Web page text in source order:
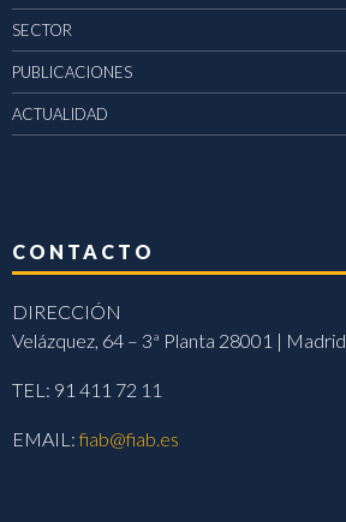
SECTOR
PUBLICACIONES
ACTUALIDAD
CONTACTO
DIRECCIÓN
Velázquez, 64 – 3ª Planta 28001 | Madrid
TEL: 91 411 72 11
EMAIL:fiab@fiab.es